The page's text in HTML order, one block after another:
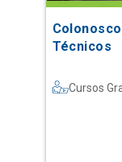
Técnicos
Cursos